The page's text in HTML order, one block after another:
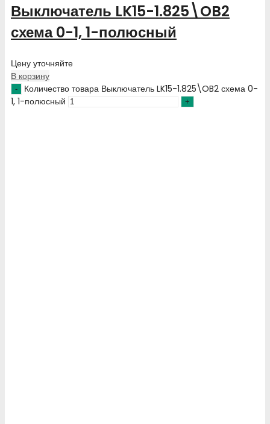
Выключатель LK15-1.825\OB2
схема 0-1, 1-полюсный
Цену уточняйте
В корзину
Количество товара Выключатель LK15-1.825\OB2 схема 0-
1, 1-полюсный